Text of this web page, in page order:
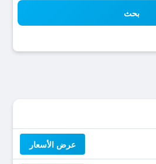
بحث
عرض الأسعار